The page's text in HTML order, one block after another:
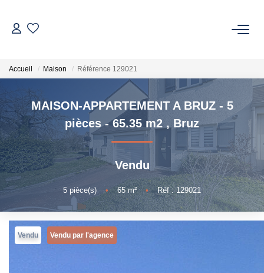
À Vendre
Vendus
VENDRE
L’AGENCE
Qui Sommes Nous
Nos Actualités
Nos Outils
Accueil Maison Référence 129021
MAISON-APPARTEMENT A BRUZ - 5
pièces - 65.35 m2 , Bruz
Vendu
5 pièce(s) • 65m² • Réf : 129021
Vendu Vendu par l'agence